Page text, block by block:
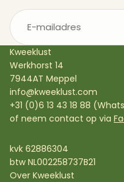
E-
mail
Kweeklust
Werkhorst 14
7944AT Meppel
info@kweeklust.com
+31 (0)6 13 43 18 88
of neem contact op via
kvk 62886304
btw NL002258737B21
Over Kweeklust